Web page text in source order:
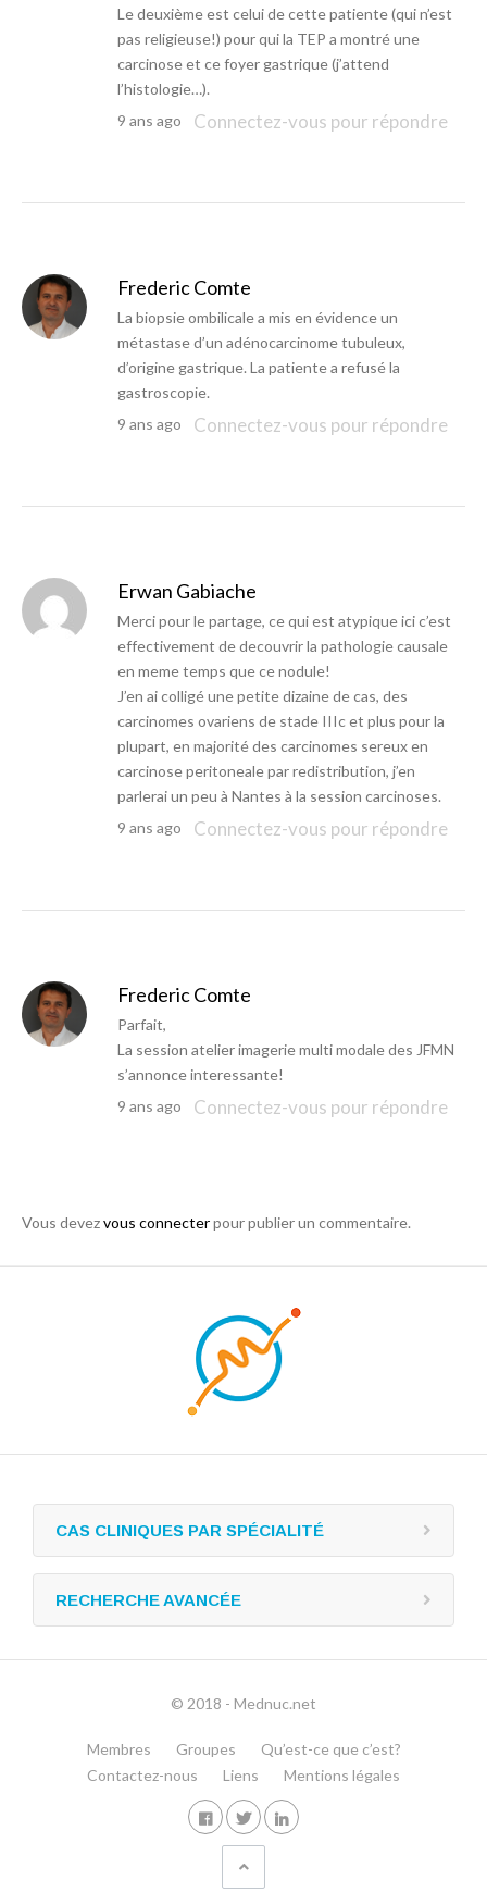
Le deuxième est celui de cette patiente (qui n’est
pas religieuse!) pour qui la TEP a montré une
carcinose et ce foyer gastrique (j’attend
l’histologie…).
9 ans ago
Connectez-vous pour répondre
Frederic Comte
La biopsie ombilicale a mis en évidence un
métastase d’un adénocarcinome tubuleux,
d’origine gastrique. La patiente a refusé la
gastroscopie.
9 ans ago
Connectez-vous pour répondre
Erwan Gabiache
Merci pour le partage, ce qui est atypique ici c’est
effectivement de decouvrir la pathologie causale
en meme temps que ce nodule!
J’en ai colligé une petite dizaine de cas, des
carcinomes ovariens de stade IIIc et plus pour la
plupart, en majorité des carcinomes sereux en
carcinose peritoneale par redistribution, j’en
parlerai un peu à Nantes à la session carcinoses.
9 ans ago
Connectez-vous pour répondre
Frederic Comte
Parfait,
La session atelier imagerie multi modale des JFMN
s’annonce interessante!
9 ans ago
Connectez-vous pour répondre
Vous devezvous connecterpour publier un commentaire.
CAS CLINIQUES PAR SPÉCIALITÉ
RECHERCHE AVANCÉE
© 2018 - Mednuc.net
Membres Groupes
Qu’est-ce que c’est?
Contactez-nous
Liens Mentions légales